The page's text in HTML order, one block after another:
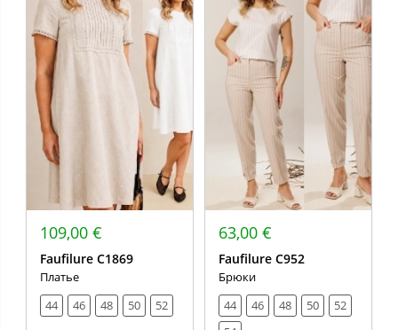
109,00 €
Faufilure C1869
Платье
44
46 48 50 52
63,00 €
Faufilure C952
Брюки
44
46 48 50
52